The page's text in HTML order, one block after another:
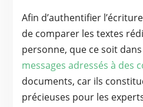
Afin d’authentifier
de comparer les textes
personne, que ce soit
messages adressés à des
documents, car ils
précieuses pour les